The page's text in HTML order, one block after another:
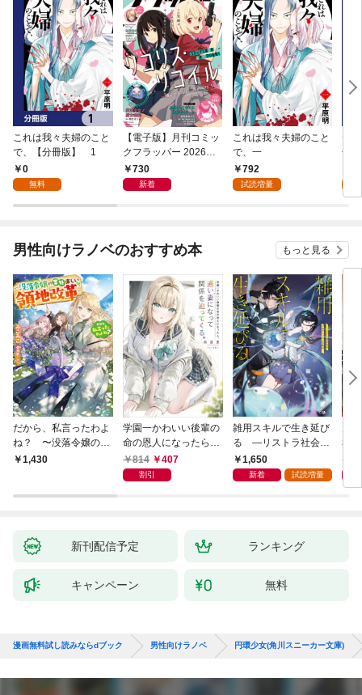
これは我々夫婦のこと
で、【分冊版】 1
0
無料
【電子版】月刊コミッ
クフラッパー 2026年9
月号730
新着
これは我々夫婦のこと
で、一
792
試読増量
チ
冊
男性向けラノベのおすすめ本 もっと見る
だから、私言ったわよ
ね？ 〜没落令嬢の案
外楽しい領地改革〜
1,430
学園一かわいい後輩の
命の恩人になったら、
通い妻になって関係を
迫ってくる。
814 407
割引
雑用スキルで生き延び
る —リストラ社会人
のソロダンジョン攻略
記—
1,650
新着 試読増量
私
戻
し
新刊配信予定 ランキング
キャンペーン 無料
漫画無料試し読みならdブック 男性向けラノベ 円環少女(角川スニーカー文庫)